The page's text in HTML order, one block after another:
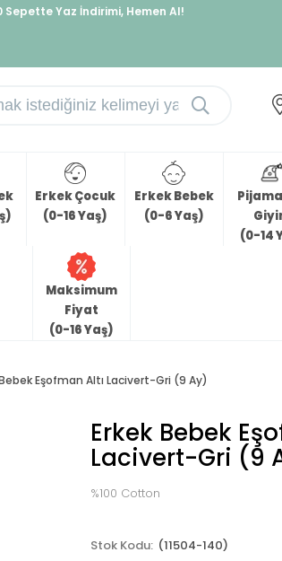
Sepette Yaz İndirimi, Hemen Al!
Erkek Çocuk
(0-16 Yaş)
Erkek Bebek
(0-6 Yaş)
(0-14
Maksimum
Fiyat
(0-16 Yaş)
Eşofman Altı Lacivert-Gri (9 Ay)
Erkek Bebek
Lacivert-Gri (9
%100 Cotton
(11504-140)